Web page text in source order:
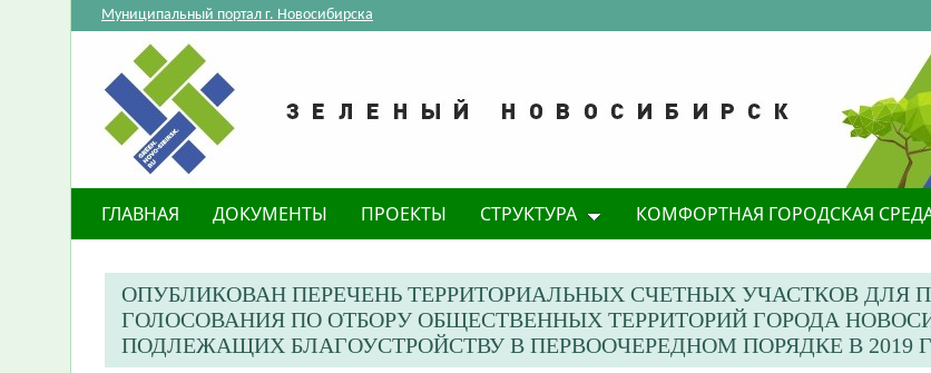
Муниципальный портал г. Новосибирска
ГЛАВНАЯ ДОКУМЕНТЫ ПРОЕКТЫ СТРУКТУРА КОМФОРТНАЯ ГОРОДСКАЯ
ОПУБЛИКОВАН ПЕРЕЧЕНЬ ТЕРРИТОРИАЛЬНЫХ СЧЕТНЫХ УЧАСТКОВ ДЛЯ
ГОЛОСОВАНИЯ ПО ОТБОРУ ОБЩЕСТВЕННЫХ ТЕРРИТОРИЙ ГОРОДА
ПОДЛЕЖАЩИХ БЛАГОУСТРОЙСТВУ В ПЕРВООЧЕРЕДНОМ ПОРЯДКЕ В 2019